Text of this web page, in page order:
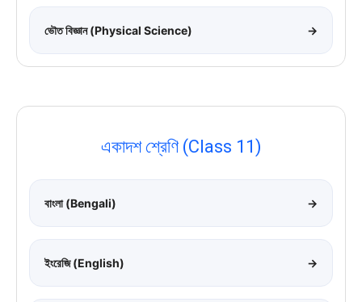
ভৌত বিজ্ঞান (Physical Science) →
একাদশ শ্রেণি (Class 11)
বাংলা (Bengali) →
ইংরেজি (English) →